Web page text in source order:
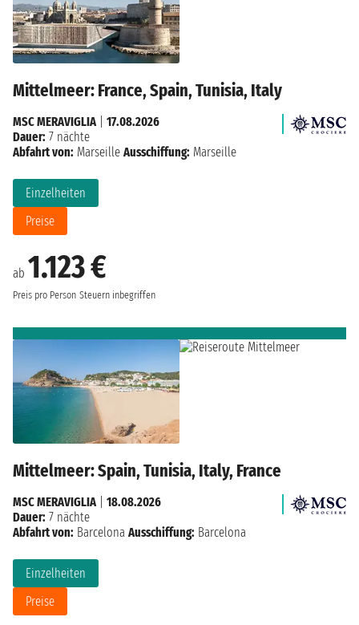
Mittelmeer: France, Spain, Tunisia, Italy
ab 1.123 €
Preis pro Person Steuern inbegriffen
Einzelheiten
Preise
MSC MERAVIGLIA| 17.08.2026
Dauer: 7 nächte
Abfahrt von: Marseille Ausschiffung: Marseille
Mittelmeer: Spain, Tunisia, Italy, France
Einzelheiten
Preise
MSC MERAVIGLIA
18.08.2026
Dauer: 7 nächte
Abfahrt von: Barcelona Ausschiffung: Barcelona